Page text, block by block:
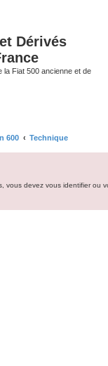
Dérivés
la Fiat 500 ancienne et de
600 Technique
vous devez vous identifier ou